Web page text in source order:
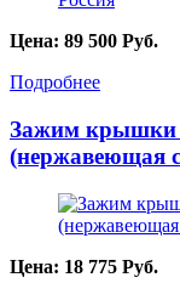
Цена: 89 500 Руб.
Подробнее
Зажим крышки
(нержавеющая
Цена: 18 775 Руб.